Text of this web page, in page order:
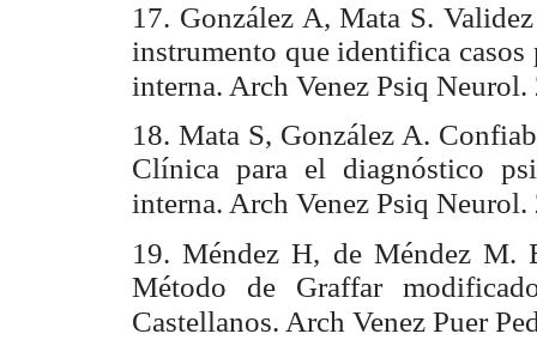
17. González A, Mata S.
instrumento que identifica
interna. Arch Venez Psiq
18. Mata S, González A.
Clínica para el diagnóstico
interna. Arch Venez Psiq
19. Méndez H, de Méndez M.
Método de Graffar
Castellanos. Arch Venez Puer